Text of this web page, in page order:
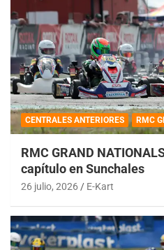
CENTRALES ANTERIORES RMC
RMC GRAND
capítulo en Sunchales
26 julio, 2026 E-Kart